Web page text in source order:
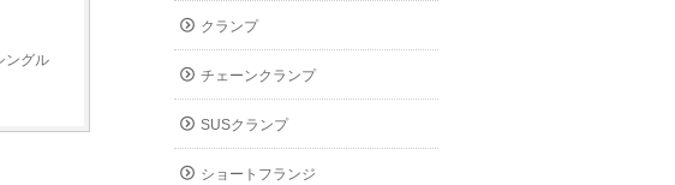
ングル
クランプ
チェーンクランプ
SUSクランプ
ショートフランジ